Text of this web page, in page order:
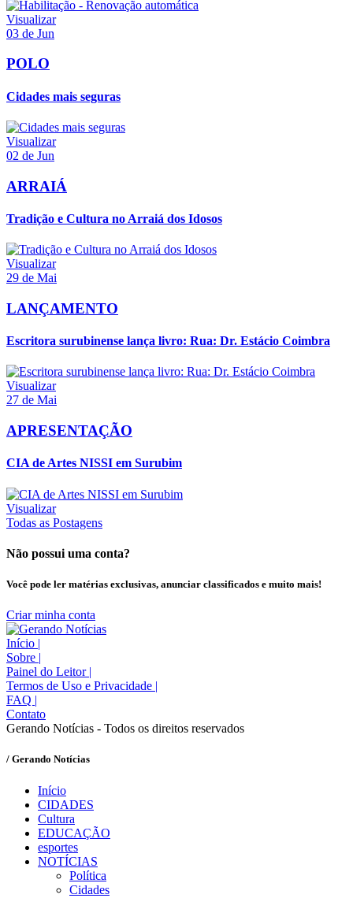
Visualizar
03 de Jun
POLO
Cidades mais seguras
Visualizar
02 de Jun
ARRAIÁ
Tradição e Cultura no Arraiá dos Idosos
Visualizar
29 de Mai
LANÇAMENTO
Escritora surubinense lança livro: Rua: Dr. Estácio Coimbra
Visualizar
27 de Mai
APRESENTAÇÃO
CIA de Artes NISSI em Surubim
Visualizar
Todas as Postagens
Não possui uma conta?
Você pode ler matérias exclusivas, anunciar classificados e muito mais!
Criar minha conta
Início |
Sobre |
Painel do Leitor |
Termos de Uso e Privacidade |
FAQ |
Contato
Gerando Notícias - Todos os direitos reservados
/ Gerando Notícias
Início
CIDADES
Cultura
EDUCAÇÃO
esportes
NOTÍCIAS
Política
Cidades